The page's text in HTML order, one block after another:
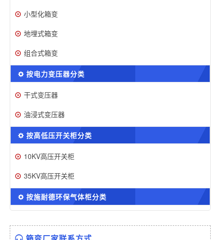
小型化箱变
地埋式箱变
组合式箱变
按电力变压器分类
干式变压器
油浸式变压器
按高低压开关柜分类
10KV高压开关柜
35KV高压开关柜
按施耐德环保气体柜分类